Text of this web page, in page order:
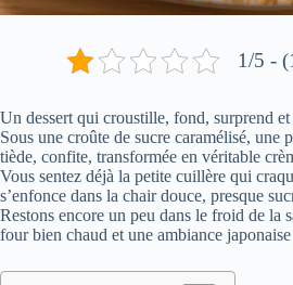
1/5 -
Un dessert qui croustille, fond, surprend
Sous une croûte de sucre caramélisé, une
tiède, confite, transformée en véritable
Vous sentez déjà la petite cuillère qui
s’enfonce dans la chair douce, presque
Restons encore un peu dans le froid de la
four bien chaud et une ambiance